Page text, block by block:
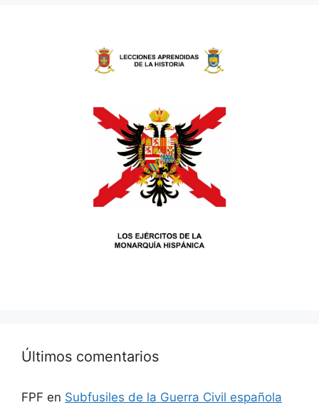
Últimos comentarios
FPF en Subfusiles de la Guerra Civil española